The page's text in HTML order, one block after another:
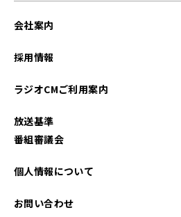
2025年09月
会社案内
採用情報
ラジオCMご利用案内
放送基準
番組審議会
個人情報について
お問い合わせ